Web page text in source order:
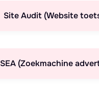
Site Audit (Website
SEA (Zoekmachine